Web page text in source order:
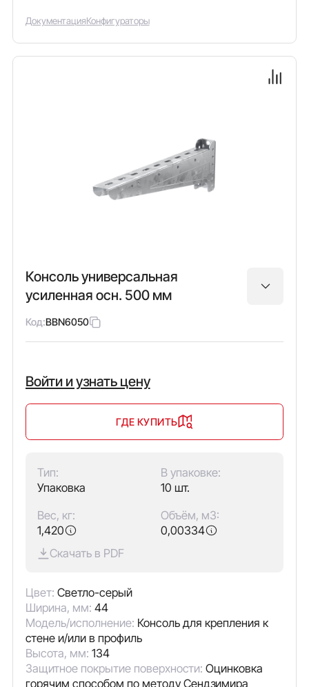
ДокументацияКонфигураторы
Консоль универсальная
усиленная осн. 500 мм
Код:BBN6050
Войти и узнать цену
ГДЕ КУПИТЬ
Тип:
Упаковка
В упаковке:
10 шт.
Вес, кг:
1,420
Объём, м3:
0,00334
Скачать в PDF
Цвет: Светло-серый
Ширина, мм: 44
Модель/исполнение: Консоль для крепления к
стене и/или в профиль
Высота, мм: 134
Защитное покрытие поверхности: Оцинковка
горячим способом по методу Сендзимира